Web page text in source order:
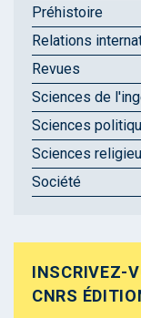
Préhistoire
Relations
Revues
Sciences de
Sciences
Sciences
Société
INSCRIVEZ-
CNRS